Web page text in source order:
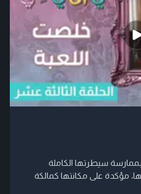
سيطرتها الكاملة
مؤكدة على مكانتها كمالكة